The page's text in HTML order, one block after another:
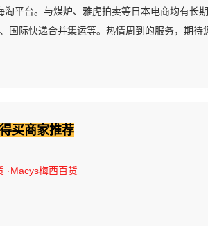
平台。与煤炉、雅虎拍卖等日本电商均有长期
、国际快递合并集运等。热情周到的服务，期待
买商家推荐
·Macys梅西百货